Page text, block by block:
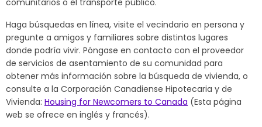
Haga búsquedas en línea, visite el vecindario en persona y
pregunte a amigos y familiares sobre distintos lugares
donde podría vivir. Póngase en contacto con el proveedor
de servicios de asentamiento de su comunidad para
obtener más información sobre la búsqueda de vivienda, o
consulte a la Corporación Canadiense Hipotecaria y de
Vivienda: Housing for Newcomers to Canada (Esta página
web se ofrece en inglés y francés).